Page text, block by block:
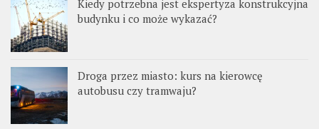
Kiedy potrzebna jest ekspertyza konstrukcyjna
budynku i co może wykazać?
Droga przez miasto: kurs na kierowcę
autobusu czy tramwaju?